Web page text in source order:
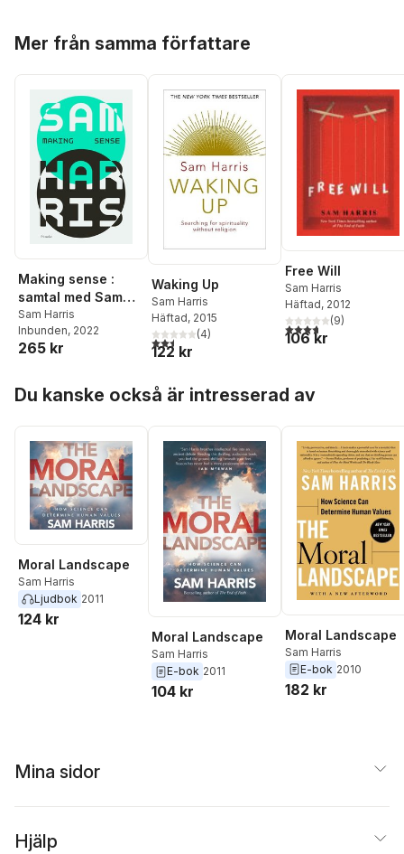
Mer från samma författare
Making sense :
samtal med Sam
Harris
Sam Harris
Inbunden, 2022
265 kr
Waking Up
Sam Harris
Häftad, 2015
2,5utav 5 stjärnor. Totalt antal röster:
(4)
122 kr
Free Will
Sam Harris
Häftad, 2012
3,7utav 5 stjärnor.
(9)
106 kr
Du kanske också är intresserad av
Moral Landscape
Sam Harris
Ljudbok 2011
124 kr
Moral Landscape
Sam Harris
E-bok 2011
104 kr
Moral Landscape
Sam Harris
E-bok 2010
182 kr
Mina sidor
Hjälp